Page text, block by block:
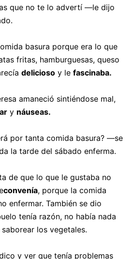
que no te lo advertí —le dijo
basura porque era lo que
fritas, hamburguesas, queso
delicioso y le fascinaba.
amaneció sintiéndose mal,
y náuseas.
por tanta comida basura? —se
la tarde del sábado enferma.
de que lo que le gustaba no
convenía, porque la comida
enfermar. También se dio
tenía razón, no había nada
los vegetales.
y ver que tenía problemas